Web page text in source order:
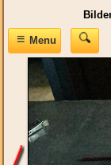
≡Menu